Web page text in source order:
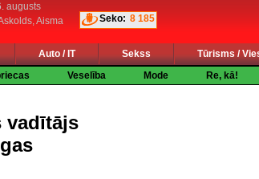
augusts
Aisma
Seko: 8 185
Auto / IT Sekss
Tūrisms /
Veselība Mode Re, kā!
vadītājs